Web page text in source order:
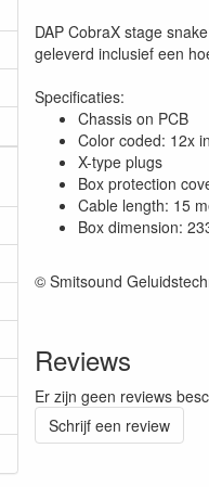
DAP CobraX stage
geleverd inclusief een
Specificaties:
Chassis on PCB
Color coded: 12x
X-type plugs
Box protection
Cable length: 15
Box dimension:
© Smitsound
Reviews
Er zijn geen reviews
Schrijf een review